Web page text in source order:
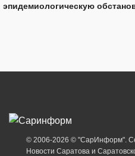
эпидемиологическую
© 2006-2026 © "СарИнформ".
Новости Саратова и